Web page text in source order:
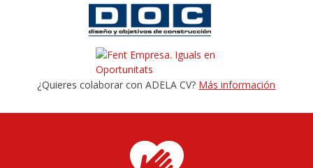
¿Quieres colaborar con ADELA CV? Más información